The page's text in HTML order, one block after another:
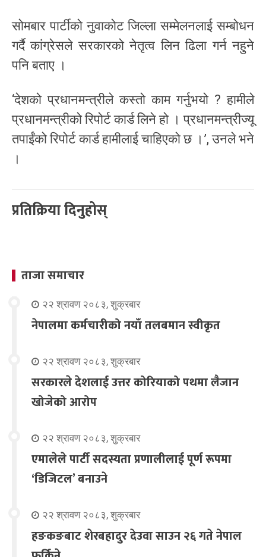
सोमबार पार्टीको नुवाकोट जिल्ला सम्मेलनलाई सम्बोधन
गर्दै कांग्रेसले सरकारको नेतृत्व लिन ढिला गर्न नहुने
पनि बताए ।
‘देशको प्रधानमन्त्रीले कस्तो काम गर्नुभयो ? हामीले
प्रधानमन्त्रीको रिपोर्ट कार्ड लिने हो । प्रधानमन्त्रीज्यू
तपाईंको रिपोर्ट कार्ड हामीलाई चाहिएको छ ।’, उनले भने
।
प्रतिक्रिया दिनुहोस्
ताजा समाचार
२२ श्रावण २०८३, शुक्रबार
नेपालमा कर्मचारीको नयाँ तलबमान स्वीकृत
२२ श्रावण २०८३, शुक्रबार
सरकारले देशलाई उत्तर कोरियाको पथमा लैजान
खोजेको आरोप
२२ श्रावण २०८३, शुक्रबार
एमालेले पार्टी सदस्यता प्रणालीलाई पूर्ण रूपमा
‘डिजिटल’ बनाउने
२२ श्रावण २०८३, शुक्रबार
हङकङबाट शेरबहादुर देउवा साउन २६ गते नेपाल